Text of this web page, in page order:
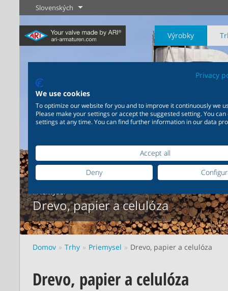
Slovenských
Výrobky
Novinky Regulácia
Zistiť viac
Priemysel
systém pre priemyselné
aplikácie
Zistiť viac
Chémia
mieru Vašim individuálnym
požiadavkám
Zistiť viac
Priemysel
Drevo, papier a celulóza
Domov Trhy Priemysel Drevo, papier a celulóza
Drevo, papier a celulóza
Privacy
We use cookies
To optimize our website for you and to improve it continuously we
Please make your settings or accept the suggested setting. You
settings at any time. You can find further information in our data
Accept all
Deny